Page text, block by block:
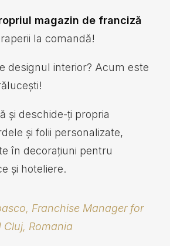
successfully
Sophia brand’s
a global scale. This
has enabled us to
adapt our business
you a lucrative
in the field of interior
magazin de franciză
la comandă!
designul interior? Acum este
și deschide-ți propria
și folii personalizate,
în decorațiuni pentru
și hoteliere.
Franchise Manager for
Romania